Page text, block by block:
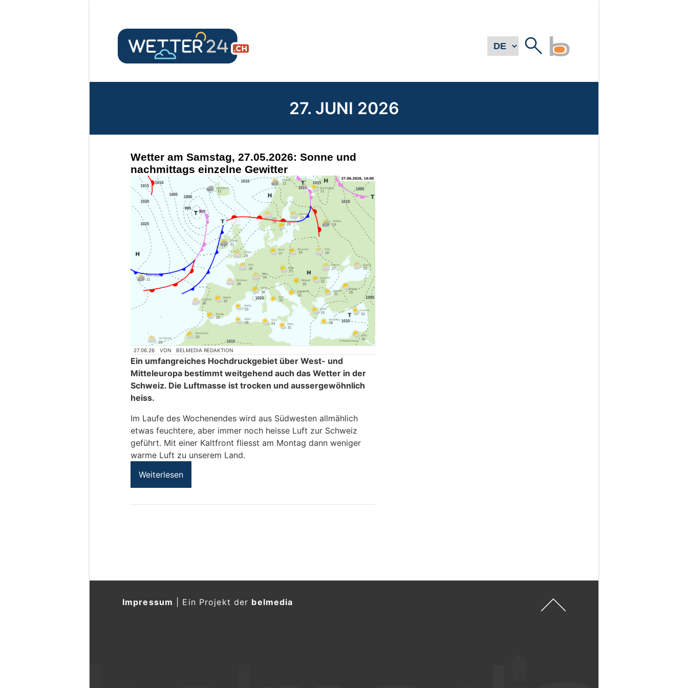
27. JUNI 2026
Wetter am Samstag, 27.05.2026: Sonne und
nachmittags einzelne Gewitter
27.06.26 VON BELMEDIA REDAKTION
Ein umfangreiches Hochdruckgebiet über West- und
Mitteleuropa bestimmt weitgehend auch das Wetter in der
Schweiz. Die Luftmasse ist trocken und aussergewöhnlich
heiss.
Im Laufe des Wochenendes wird aus Südwesten allmählich
etwas feuchtere, aber immer noch heisse Luft zur Schweiz
geführt. Mit einer Kaltfront fliesst am Montag dann weniger
warme Luft zu unserem Land.
Weiterlesen
Impressum Ein Projekt der belmedia